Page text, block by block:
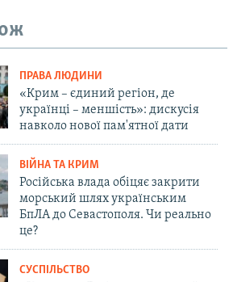
ПРАВА ЛЮДИНИ
«Крим – єдиний регіон, де
українці – меншість»: дискусія
навколо нової пам'ятної дати
ВІЙНА ТА КРИМ
Російська влада обіцяє закрити
морський шлях українським
БпЛА до Севастополя. Чи реально
це?
СУСПІЛЬСТВО